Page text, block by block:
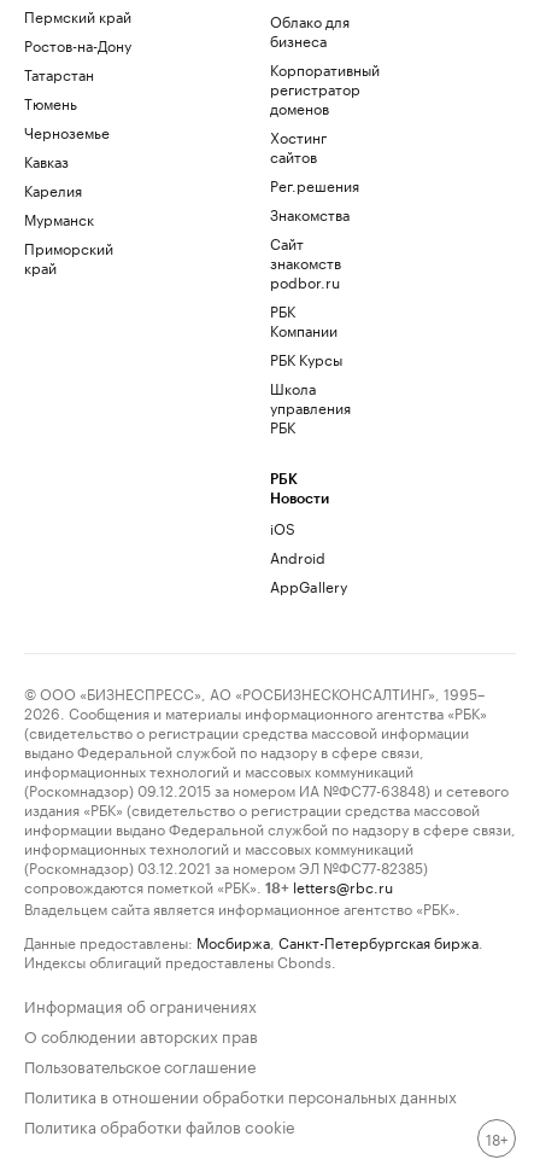
Пермский край
Ростов-на-Дону
Татарстан
Тюмень
Черноземье
Кавказ
Карелия
Мурманск
Приморский
край
Облако для
бизнеса
Корпоративный
регистратор
доменов
Хостинг
сайтов
Рег.решения
Знакомства
Сайт
знакомств
podbor.ru
РБК
Компании
РБК Курсы
Школа
управления
РБК
РБК
Новости
iOS
Android
AppGallery
© ООО «БИЗНЕСПРЕСС», АО «РОСБИЗНЕСКОНСАЛТИНГ», 1995–
2026. Сообщения и материалы информационного агентства «РБК»
(свидетельство о регистрации средства массовой информации
выдано Федеральной службой по надзору в сфере связи,
информационных технологий и массовых коммуникаций
(Роскомнадзор) 09.12.2015 за номером ИА №ФС77-63848) и сетевого
издания «РБК» (свидетельство о регистрации средства массовой
информации выдано Федеральной службой по надзору в сфере связи,
информационных технологий и массовых коммуникаций
(Роскомнадзор) 03.12.2021 за номером ЭЛ №ФС77-82385)
сопровождаются пометкой «РБК».
18+ letters@rbc.ru
Владельцем сайта является информационное агентство «РБК».
Данные предоставлены: Мосбиржа Санкт-Петербургская биржа
Индексы облигаций предоставлены Cbonds.
Информация об ограничениях
О соблюдении авторских прав
Пользовательское соглашение
Политика в отношении обработки персональных данных
Политика обработки файлов cookie
18+